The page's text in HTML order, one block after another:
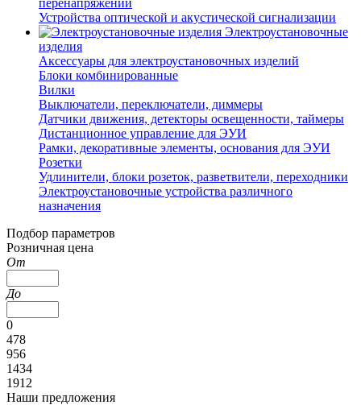
Устройства оптической и акустической сигнализации
Электроустановочные
изделия
Аксессуары для электроустановочных изделий
Блоки комбинированные
Вилки
Выключатели, переключатели, диммеры
Датчики движения, детекторы освещенности, таймеры
Дистанционное управление для ЭУИ
Рамки, декоративные элементы, основания для ЭУИ
Розетки
Удлинители, блоки розеток, разветвители, переходники
Электроустановочные устройства различного
назначения
Подбор параметров
Розничная цена
От
До
0
478
956
1434
1912
Наши предложения